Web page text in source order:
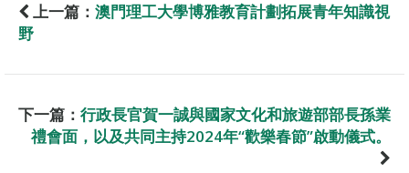
上一篇： 澳門理工大學博雅教育計劃拓展青年知識視
野
下一篇： 行政長官賀一誠與國家文化和旅遊部部長孫業
禮會面，以及共同主持2024年“歡樂春節”啟動儀式。